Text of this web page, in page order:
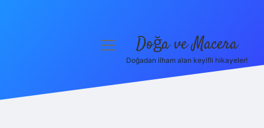
menüyü Doğa ve Macera
Doğadan ilham alan keyifli hikayeler!